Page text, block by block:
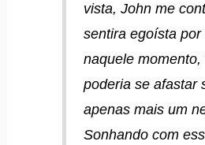
vista, John me
sentira egoísta
naquele
poderia se afastar
apenas mais um
Sonhando com